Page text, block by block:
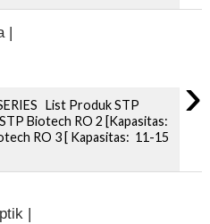
|
›
List Produk STP
Biotech RO 2 [Kapasitas:
RO 3 [ Kapasitas: 11-15
|